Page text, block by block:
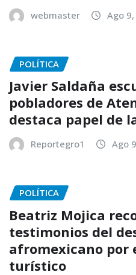
webmaster Ago
POLÍTICA
Javier Saldaña
pobladores de
destaca papel de
Reportegro1 Ago
POLÍTICA
Beatriz Mojica
testimonios del
afromexicano por
turístico